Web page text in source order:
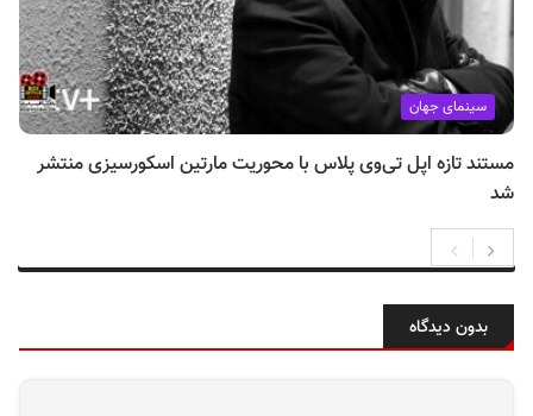
سینمای جهان
مستند تازه اپل تی‌وی پلاس با محوریت مارتین اسکورسیزی منتشر
شد
بدون دیدگاه